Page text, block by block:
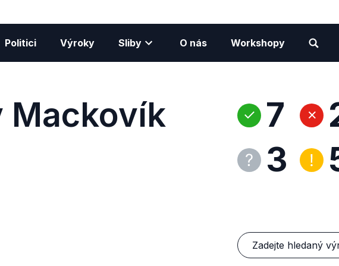
Politici Výroky Sliby O nás Workshopy
Mackovík
7
3